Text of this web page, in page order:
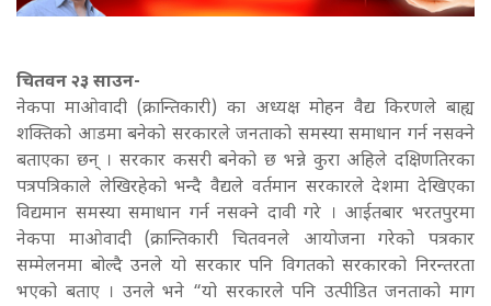
चितवन २३ साउन-
नेकपा माओवादी (क्रान्तिकारी) का अध्यक्ष मोहन वैद्य किरणले बाह्य
शक्तिको आडमा बनेको सरकारले जनताको समस्या समाधान गर्न नसक्ने
बताएका छन् । सरकार कसरी बनेको छ भन्ने कुरा अहिले दक्षिणतिरका
पत्रपत्रिकाले लेखिरहेको भन्दै वैद्यले वर्तमान सरकारले देशमा देखिएका
विद्यमान समस्या समाधान गर्न नसक्ने दावी गरे । आईतबार भरतपुरमा
नेकपा माओवादी (क्रान्तिकारी चितवनले आयोजना गरेको पत्रकार
सम्मेलनमा बोल्दै उनले यो सरकार पनि विगतको सरकारको निरन्तरता
भएको बताए । उनले भने “यो सरकारले पनि उत्पीडित जनताको माग